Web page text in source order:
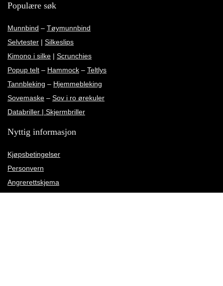
Populære søk
Munnbind – Tøymunnbind
Selvtester | Silkeslips
Kimono i silke | Scrunchies
Popup telt – Hammock – Teltlys
Tannbleking – Hjemmebleking
Sovemaske – Sov i ro ørekuler
Databriller | Skjermbriller
Nyttig informasjon
Kjøpsbetingelser
Personvern
Angrerettskjema